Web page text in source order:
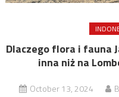
Dlaczego flora i fauna
inna niż na
October 13, 2024